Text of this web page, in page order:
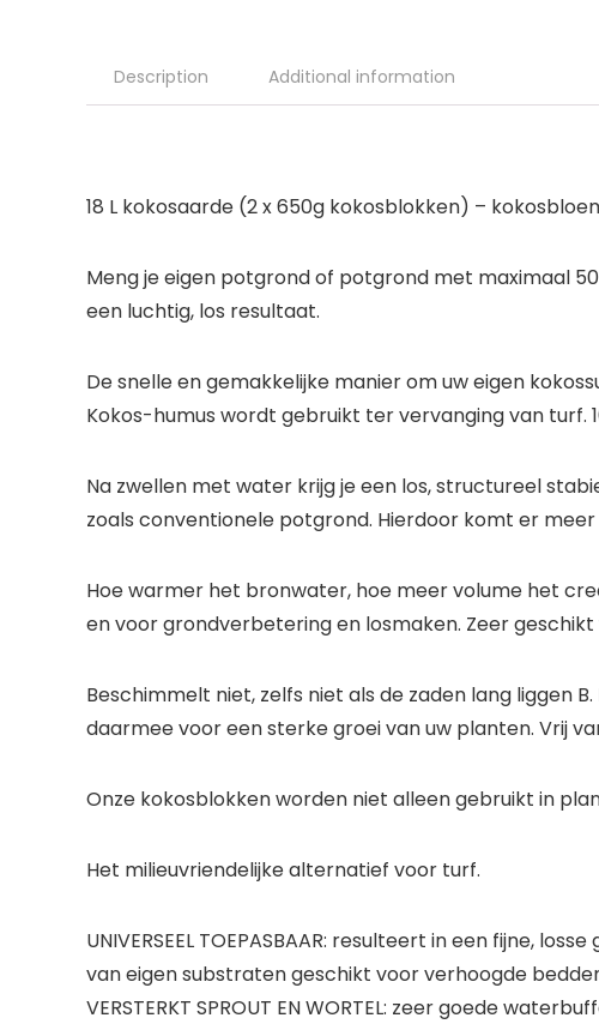
Description Additional information
18 L kokosaarde (2 x 650g kokosblokken) –
Meng je eigen potgrond of potgrond met maximaal
een luchtig, los resultaat.
De snelle en gemakkelijke manier om uw eigen
Kokos-humus wordt gebruikt ter vervanging van turf.
Na zwellen met water krijg je een los, structureel
zoals conventionele potgrond. Hierdoor komt er
Hoe warmer het bronwater, hoe meer volume het
en voor grondverbetering en losmaken. Zeer
Beschimmelt niet, zelfs niet als de zaden lang liggen
daarmee voor een sterke groei van uw planten. Vrij
Onze kokosblokken worden niet alleen gebruikt in
Het milieuvriendelijke alternatief voor turf.
UNIVERSEEL TOEPASBAAR: resulteert in een fijne,
van eigen substraten geschikt voor verhoogde
VERSTERKT SPROUT EN WORTEL: zeer goede